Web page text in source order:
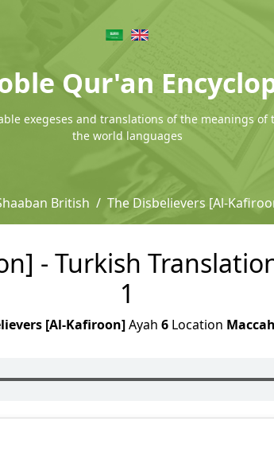
Qur'an
exegeses and translations of the meanings of
the world languages
British The Disbelievers [Al-
- Turkish
1
[Al-Kafiroon]Ayah 6 Location Maccah